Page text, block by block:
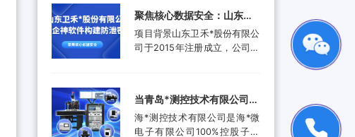
工作人员就选择引入了安企...
品。还进入了汽车电子行业、
航空航天行业、工业控制行
业、医疗器械行业和消费电子
增加，现已成功转型为一家提
供完整解...
聚焦核心数据安全：山东卫
禾*股份有限公司携手安企神
软件构建防泄密屏障！
项目背景山东卫禾*股份有限公
司于2015年注册成立，公司拥
备。运用UGNX7.5、
MASTA5.4等研发软件进行研
发，具有强大的技术研发能
当青岛*测控技术有限公司遇
上安企神，测控技术数据安
全将迎来哪些新变化？
海*测控技术有限公司是海*微
电子有限公司100%控股子公